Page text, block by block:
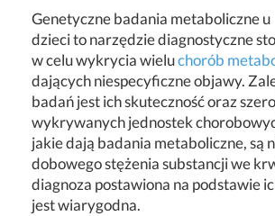
Genetyczne badania metaboliczne u
dzieci to narzędzie diagnostyczne
w celu wykrycia wieluchorób
dających niespecyficzne objawy.
badań jest ich skuteczność oraz
wykrywanych jednostek
jakie dają badania metaboliczne, są
dobowego stężenia substancji we
diagnoza postawiona na podstawie
jest wiarygodna.